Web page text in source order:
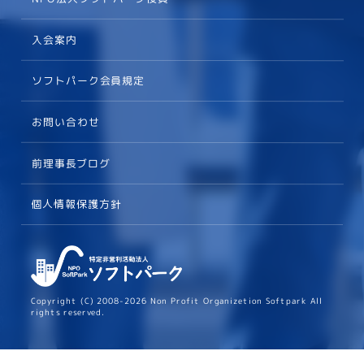
入会案内
ソフトパーク会員規定
お問い合わせ
前理事長ブログ
Copyright (C) 2008-2026 Non Profit Organizetion Softpark All
rights reserved.
個人情報保護方針